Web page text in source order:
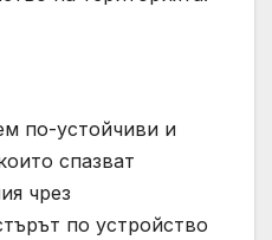
по-устойчиви и
спазват
чрез
по устройство